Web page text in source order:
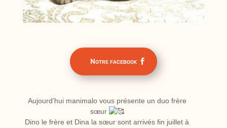
Notre facebook
Aujourd’hui manimalo vous présente un duo frère
sœur
Dino le frère et Dina la sœur sont arrivés fin juillet à